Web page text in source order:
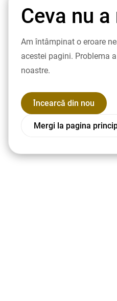
Ceva nu
Am întâmpinat o eroare
acestei pagini. Problema
noastre.
Încearcă din nou
Mergi la pagina